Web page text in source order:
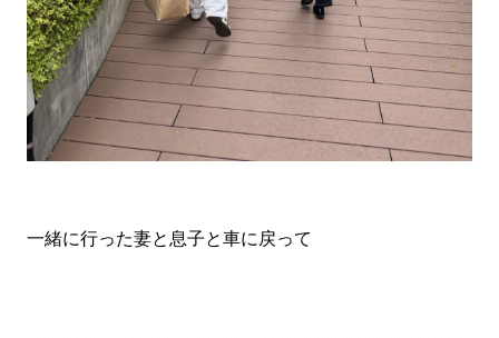
一緒に行った妻と息子と車に戻って